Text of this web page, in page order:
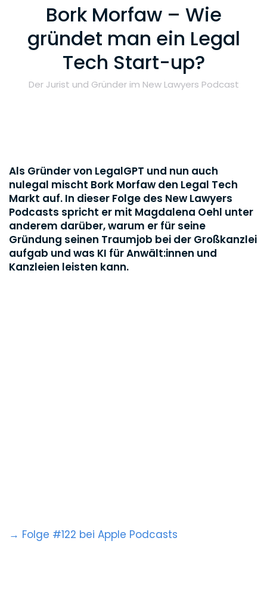
Bork Morfaw – Wie
gründet man ein Legal
Tech Start-up?
Der Jurist und Gründer im New Lawyers Podcast
Als Gründer von LegalGPT und nun auch
nulegal mischt Bork Morfaw den Legal Tech
Markt auf. In dieser Folge des New Lawyers
Podcasts spricht er mit Magdalena Oehl unter
anderem darüber, warum er für seine
Gründung seinen Traumjob bei der Großkanzlei
aufgab und was KI für Anwält:innen und
Kanzleien leisten kann.
→ Folge #122 bei Apple Podcasts